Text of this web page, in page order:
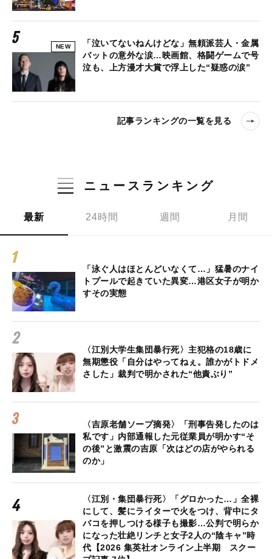
NEW
「泣いてないねんけどな」無頼派芸人・金属
バットの意外な涙…映画館、格闘ゲームで号
泣も、上方漫才大賞で浮上した“疑惑の涙”
記事ランキングの一覧を見る
ニュースランキング
最新 24時間 週間 月間
「泳ぐ人はほとんどいなくて…」猛暑のナイ
トプールで起きていた異変…港区女子が明か
すその実態
〈江別大学生集団暴行死〉主犯格の18歳に
無期懲役「自分はやってねぇ。誰かがトドメ
さした」裁判で明かされた“他責ぶり”
〈吉原老舗ソープ摘発〉「刑事告発したのは
私です」内部通報した元従業員が明かす“そ
の後”と激震の吉原「次はどの店がやられる
のか」
〈江別・集団暴行死〉「グロかった…」全裸
にして、髪にライターで火をつけ、背中にタ
バコを押しつける様子も撮影…公判で明らか
になった壮絶リンチと女子2人の“陰キャ”時
代【2026 集英社オンライン上半期 スクー